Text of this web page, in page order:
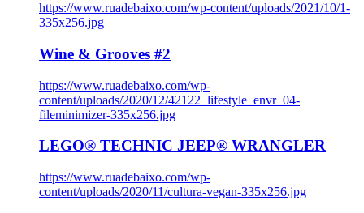
https://www.ruadebaixo.com/wp-content/uploads/2021/10/1-
335x256.jpg
Wine & Grooves #2
https://www.ruadebaixo.com/wp-
content/uploads/2020/12/42122_lifestyle_envr_04-
fileminimizer-335x256.jpg
LEGO® TECHNIC JEEP® WRANGLER
https://www.ruadebaixo.com/wp-
content/uploads/2020/11/cultura-vegan-335x256.jpg